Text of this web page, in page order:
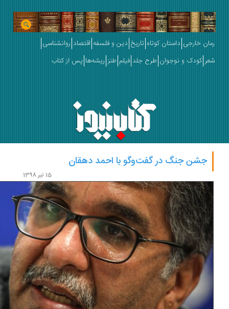
خارجی داستان کوتاه تاریخ دین و فلسفه اقتصاد روانشناسی
کودک و نوجوان طرح جلد فیلم طنز ریشه‌ها پس از کتاب
جشن جنگ در گفت‌وگو با احمد دهقان